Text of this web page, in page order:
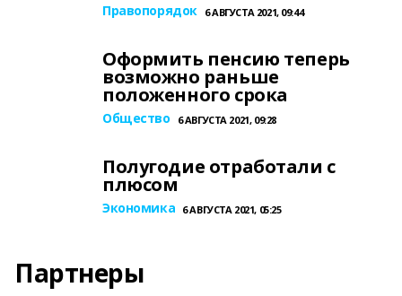
Правопорядок 6 АВГУСТА 2021, 09:44
Оформить пенсию теперь
возможно раньше
положенного срока
Общество 6 АВГУСТА 2021, 09:28
Полугодие отработали с
плюсом
Экономика 6 АВГУСТА 2021, 05:25
Партнеры